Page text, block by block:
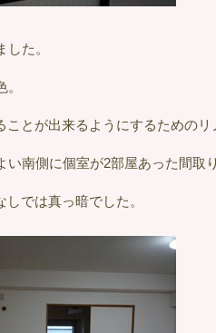
た。
ことが出来るようにするための
い南側に個室が2部屋あった間取
では真っ暗でした。